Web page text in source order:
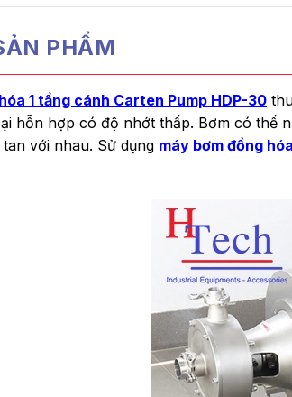
PHẨM
1 tầng cánh Carten Pump HDP-30
hỗn hợp có độ nhớt thấp. Bơm có thể
với nhau. Sử dụng máy bơm đồng hóa